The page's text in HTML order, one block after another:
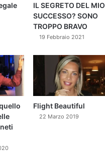
IL SEGRETO DEL MIO
SUCCESSO? SONO
TROPPO BRAVO
19 Febbraio 2021
Flight Beautiful
22 Marzo 2019